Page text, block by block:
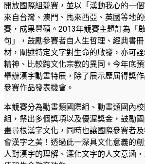
開放國際組競賽，並以「漢動我心的一
來自台灣、澳門、馬來西亞、英國等地
賽，成果豐碩。2013年競賽主題訂為「
句」，鼓勵參賽者自人生哲理、經典書
材，闡述特定文字對生命的啟發，亦可
精神、比較跨文化宗教的異同。今年底
舉辦漢字動畫特展，除了展示歷屆得獎
參賽作品發表機會。
本競賽分為動畫類國際組、動畫類國內
組，祭出多個獎項以及優渥獎金，鼓勵
畫尋根漢字文化，同時也讓國際參賽者
會漢字之美！透過此一深具文化意義的
人對漢字的理解、深化文字的人文意涵